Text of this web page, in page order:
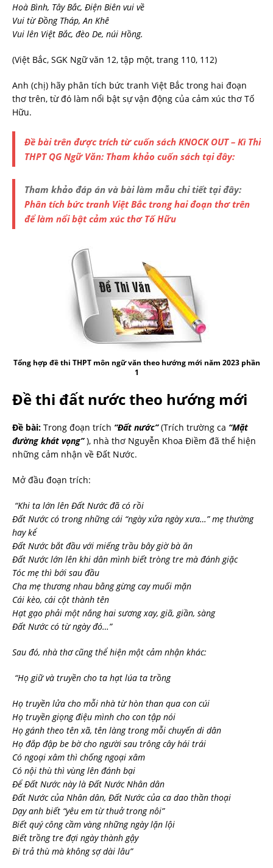
Hoà Bình, Tây Bắc, Ðiện Biên vui về
Vui từ Ðồng Tháp, An Khê
Vui lên Việt Bắc, đèo De, núi Hồng.
(Việt Bắc, SGK Ngữ văn 12, tập một, trang 110, 112)
Anh (chị) hãy phân tích bức tranh Việt Bắc trong hai đoạn
thơ trên, từ đó làm nổi bật sự vận động của cảm xúc thơ Tố
Hữu.
Đề bài trên được trích từ cuốn sách KNOCK OUT – Kì Thi
THPT QG Ngữ Văn: Tham khảo cuốn sách tại đây:
Tham khảo đáp án và bài làm mẫu chi tiết tại đây:
Phân tích bức tranh Việt Bắc trong hai đoạn thơ trên
để làm nổi bật cảm xúc thơ Tố Hữu
Tổng hợp đề thi THPT môn ngữ văn theo hướng mới năm 2023 phần
1
Đề thi đất nước theo hướng mới
Đề bài: Trong đoạn trích “Đất nước”(Trích trường ca “Mặt
đường khát vọng”), nhà thơ Nguyễn Khoa Điềm đã thể hiện
những cảm nhận về Đất Nước.
Mở đầu đoạn trích:
“Khi ta lớn lên Đất Nước đã có rồi
Đất Nước có trong những cái “ngày xửa ngày xưa…” mẹ thường
hay kể
Đất Nước bắt đầu với miếng trầu bây giờ bà ăn
Đất Nước lớn lên khi dân mình biết tròng tre mà đánh giặc
Tóc mẹ thì bới sau đầu
Cha mẹ thương nhau bằng gừng cay muối mặn
Cái kèo, cái cột thành tên
Hạt gạo phải một nắng hai sương xay, giã, giần, sàng
Đất Nước có từ ngày đó…”
Sau đó, nhà thơ cũng thể hiện một cảm nhận khác:
“Họ giữ và truyền cho ta hạt lúa ta trồng
Họ truyền lửa cho mỗi nhà từ hòn than qua con cúi
Họ truyền giọng điệu mình cho con tập nói
Họ gánh theo tên xã, tên làng trong mỗi chuyến di dân
Họ đắp đập be bờ cho người sau trông cây hái trái
Có ngoại xâm thì chống ngoại xâm
Có nội thù thì vùng lên đánh bại
Để Đất Nước này là Đất Nước Nhân dân
Đất Nước của Nhân dân, Đất Nước của ca dao thần thoại
Dạy anh biết “yêu em từ thuở trong nôi”
Biết quý công cầm vàng những ngày lặn lội
Biết trồng tre đợi ngày thành gậy
Đi trả thù mà không sợ dài lâu”